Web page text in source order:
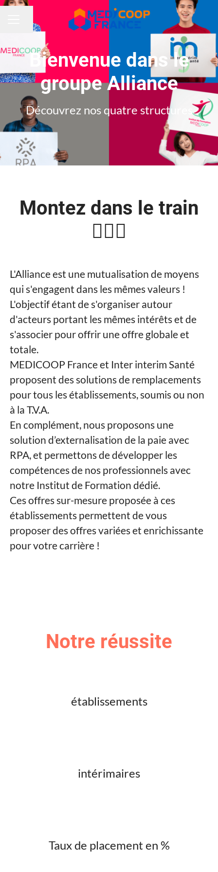
MENU CARRIÈRE
Partager la page
Bienvenue dans le
groupe Alliance
Découvrez nos quatre structures
Montez dans le train
🏃🏼‍♀️
L'Alliance est une mutualisation de moyens
qui s'engagent dans les mêmes valeurs !
L'objectif étant de s'organiser autour
d'acteurs portant les mêmes intérêts et de
s'associer pour offrir une offre globale et
totale.
MEDICOOP France et Inter interim Santé
proposent des solutions de remplacements
pour tous les établissements, soumis ou non
à la T.V.A.
En complément, nous proposons une
solution d’externalisation de la paie avec
RPA, et permettons de développer les
compétences de nos professionnels avec
notre Institut de Formation dédié.
Ces offres sur-mesure proposée à ces
établissements permettent de vous
proposer des offres variées et enrichissante
pour votre carrière !
Notre réussite
établissements
intérimaires
Taux de placement en %